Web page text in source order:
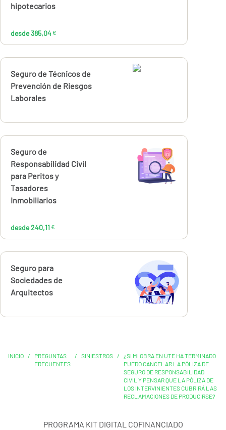
hipotecarios
desde 385,04 €
Calcúlalo ahora
Seguro de Técnicos de
Prevención de Riesgos
Laborales
Calcúlalo ahora
Seguro de
Responsabilidad Civil
para Peritos y
Tasadores
Inmobiliarios
desde 240,11 €
240,11€
Calcúlalo ahora
Seguro para
Sociedades de
Arquitectos
INICIO /
PREGUNTAS
FRECUENTES
/ SINIESTROS /
¿SI MI OBRA EN UTE HA TERMINADO
PUEDO CANCELAR LA PÓLIZA DE
SEGURO DE RESPONSABILIDAD
CIVIL Y PENSAR QUE LA PÓLIZA DE
LOS INTERVINIENTES CUBRIRÁ LAS
RECLAMACIONES DE PRODUCIRSE?
PROGRAMA KIT DIGITAL COFINANCIADO